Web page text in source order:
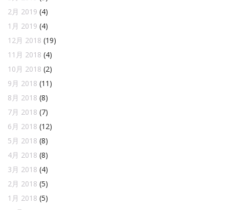
2月 2019 (4)
1月 2019 (4)
12月 2018 (19)
11月 2018 (4)
10月 2018 (2)
9月 2018 (11)
8月 2018 (8)
7月 2018 (7)
6月 2018 (12)
5月 2018 (8)
4月 2018 (8)
3月 2018 (4)
2月 2018 (5)
1月 2018 (5)